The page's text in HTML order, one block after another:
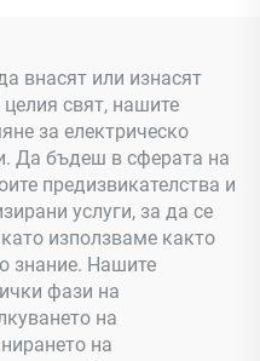
внасят или изнасят
свят, нашите
за електрическо
Да бъдеш в сферата на
предизвикателства и
услуги, за да се
използваме както
знание. Нашите
фази на
на
на